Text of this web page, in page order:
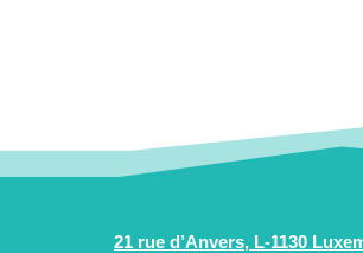
21 rue d’Anvers, L-1130